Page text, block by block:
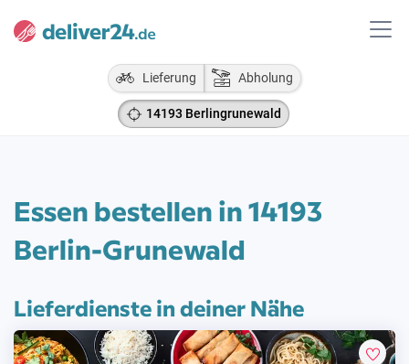
Lieferung Abholung
14193 Berlingrunewald
Essen bestellen in 14193
Berlin-Grunewald
Lieferdienste in deiner Nähe